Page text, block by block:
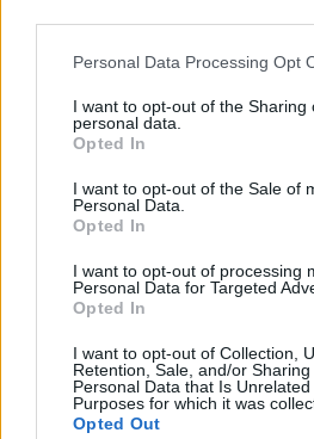
Please note that this website/app
not limited to your visit or usage
grant or deny consent to Google
use your data for below specified
consent section.
Personal Data Processing Opt
I want to opt-out of the Sharing
personal data.
Opted In
I want to opt-out of the Sale of
Personal Data.
Opted In
I want to opt-out of processing
Personal Data for Targeted
Opted In
I want to opt-out of Collection,
Retention, Sale, and/or
Personal Data that Is
Purposes for which it was
Opted Out
Geisler Edit 30 évvel
ismerkedett meg Fehér
ben házasságkötés lett a
dolgozott, amíg meg nem
szolgálatában telik az
a főállású feleség és anya
Fehér Dávid
Szépművészeti Múzeum
Varrólányok Hitler
nemrég előkerült
tanítóképzőbe jár és